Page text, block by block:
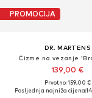
PROMOCIJA
DR. MARTENS
Čizme na vezanje
139,00 €
Prvotno: 159,00 €
Posljednja najniža cijena: